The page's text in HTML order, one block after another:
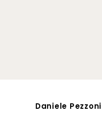
Daniele